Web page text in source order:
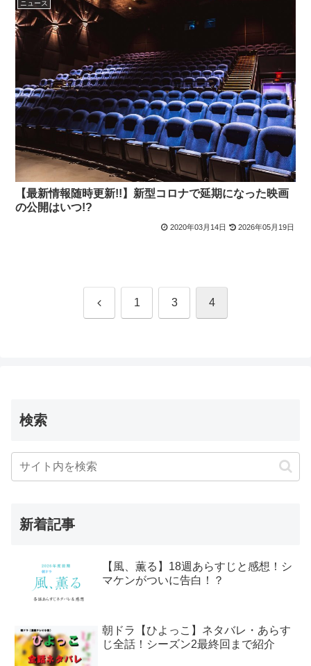
ニュース
【最新情報随時更新!!】新型コロナで延期になった映画
の公開はいつ!?
2020年03月14日 2026年05月19日
前 1 3 4
検索
新着記事
【風、薫る】18週あらすじと感想！シ
マケンがついに告白！？
朝ドラ【ひよっこ】ネタバレ・あらす
じ全話！シーズン2最終回まで紹介